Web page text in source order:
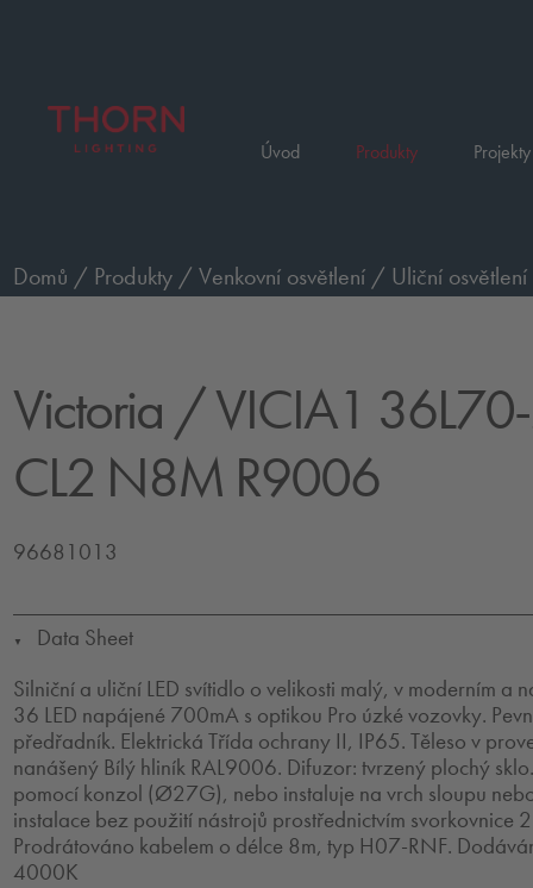
Úvod Produkty
Domů / Produkty /Venkovní osvětlení / Uliční osvětlení
Victoria / VICIA1
CL2 N8M R9006
96681013
▼
Data Sheet
Silniční a uliční LED svítidlo o velikosti malý, v moderním a
36 LED napájené 700mA s optikou Pro úzké vozovky.
předřadník. Elektrická Třída ochrany II, IP65. Těleso v
nanášený Bílý hliník RAL9006. Difuzor: tvrzený plochý
pomocí konzol (Ø27G), nebo instaluje na vrch sloupu
instalace bez použití nástrojů prostřednictvím svorkovnice
Prodrátováno kabelem o délce 8m, typ H07-RNF.
4000K